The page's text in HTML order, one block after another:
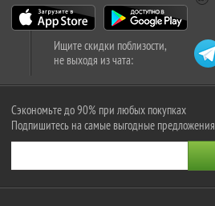
Ищите скидки поблизости,
не выходя из чата:
Сэкономьте до 90% при любых покупках
Подпишитесь на самые выгодные предложения